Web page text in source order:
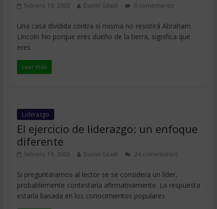
febrero 19, 2003 Daniel Giladi 0 comentarios
Una casa dividida contra sí misma no resistirá Abraham
Lincoln No porque eres dueño de la tierra, significa que
eres
Leer más
Liderazgo
El ejercicio de liderazgo: un enfoque
diferente
febrero 19, 2003 Daniel Giladi 24 comentarios
Si preguntáramos al lector se se considera un líder,
probablemente contestaría afirmativamente. La respuesta
estaría basada en los conocimientos populares